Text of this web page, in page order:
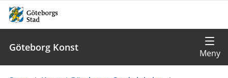
Göteborg Konst